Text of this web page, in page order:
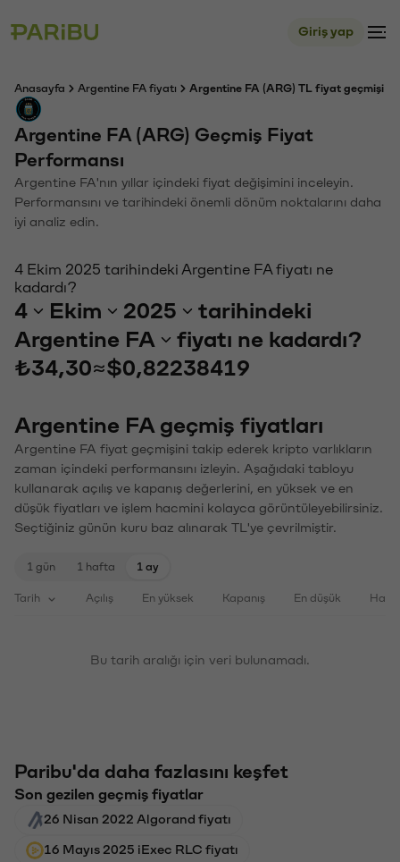
Giriş yap
Anasayfa Argentine FA fiyatı Argentine FA (ARG) TL fiyat geçmişi
Argentine FA (ARG) Geçmiş Fiyat
Performansı
Argentine FA'nın yıllar içindeki fiyat değişimini inceleyin.
Performansını ve tarihindeki önemli dönüm noktalarını daha
iyi analiz edin.
4 Ekim 2025 tarihindeki Argentine FA fiyatı ne
kadardı?
4 Ekim 2025
tarihindeki
Argentine FA
fiyatı ne kadardı?
₺34,30≈$0,82238419
Argentine FA geçmiş fiyatları
Argentine FA fiyat geçmişini takip ederek kripto varlıkların
zaman içindeki performansını izleyin. Aşağıdaki tabloyu
kullanarak açılış ve kapanış değerlerini, en yüksek ve en
düşük fiyatları ve işlem hacmini kolayca görüntüleyebilirsiniz.
Seçtiğiniz günün kuru baz alınarak TL'ye çevrilmiştir.
1 gün 1 hafta 1 ay
Tarih Açılış En yüksek Kapanış En düşük
Bu tarih aralığı için veri bulunamadı.
Paribu'da daha fazlasını keşfet
Son gezilen geçmiş fiyatlar
26 Nisan 2022 Algorand fiyatı
16 Mayıs 2025 iExec RLC fiyatı